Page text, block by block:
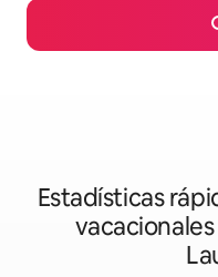
Estadísticas